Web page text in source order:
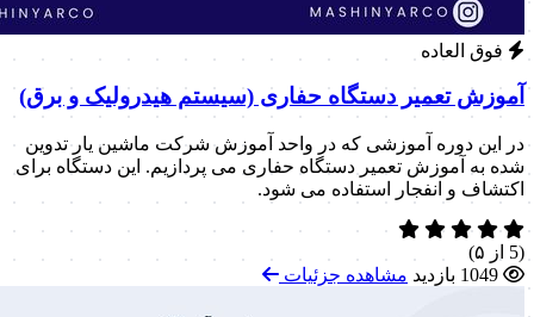
فوق العاده
آموزش تعمیر دستگاه حفاری (سیستم هیدرولیک و برق)
در این دوره آموزشی که در واحد آموزش شرکت ماشین یار تدوین
شده به آموزش تعمیر دستگاه حفاری می پردازیم. این دستگاه برای
اکتشاف و انفجار استفاده می شود.
(5 از ۵)
مشاهده جزئیات